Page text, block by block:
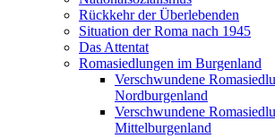
Rückkehr der Überlebenden
Situation der Roma nach 1945
Das Attentat
Romasiedlungen im Burgenland
Verschwundene
Nordburgenland
Verschwundene
Mittelburgenland